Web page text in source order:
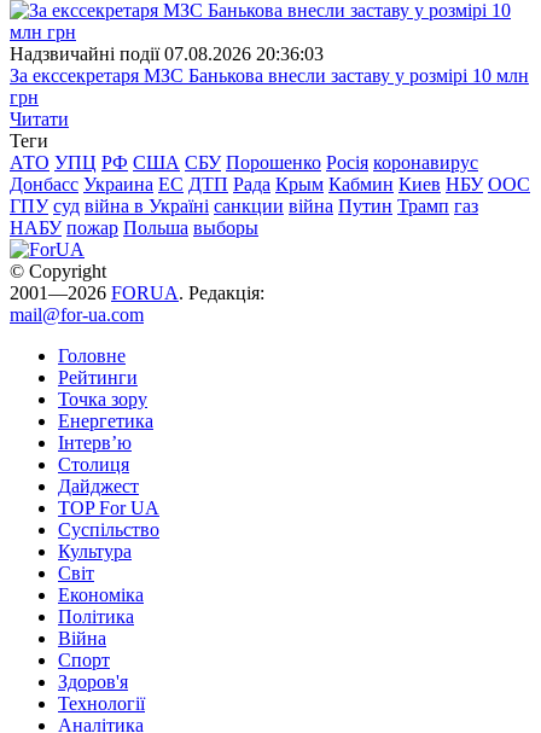
Надзвичайні події 07.08.2026 20:36:03
За екссекретаря МЗС Банькова внесли заставу у розмірі 10 млн
грн
Читати
Теги
АТО УПЦ РФ США СБУ Порошенко Росія коронавирус
Донбасс Украина ЕС ДТП Рада Крым Кабмин Киев НБУ ООС
ГПУ суд війна в Україні санкции війна Путин Трамп газ
НАБУ пожар Польша выборы
© Copyright
2001—2026 FORUA. Редакція:
mail@for-ua.com
Головне
Рейтинги
Точка зору
Енергетика
Інтерв’ю
Столиця
Дайджест
TOP For UA
Суспiльство
Культура
Світ
Економіка
Політика
Війна
Спорт
Здоров'я
Технології
Аналітика